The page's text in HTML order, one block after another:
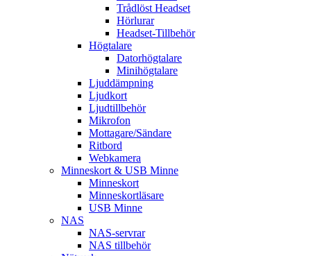
Trådlöst Headset
Hörlurar
Headset-Tillbehör
Högtalare
Datorhögtalare
Minihögtalare
Ljuddämpning
Ljudkort
Ljudtillbehör
Mikrofon
Mottagare/Sändare
Ritbord
Webkamera
Minneskort & USB Minne
Minneskort
Minneskortläsare
USB Minne
NAS
NAS-servrar
NAS tillbehör